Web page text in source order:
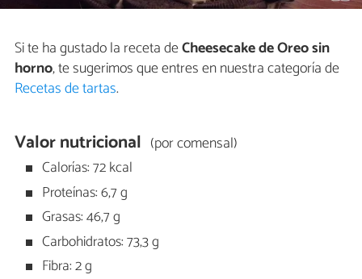
Si te ha gustado la receta deCheesecake de Oreo sin
horno, te sugerimos que entres en nuestra categoría de
Recetas de tartas.
Valor nutricional (por comensal)
Calorías: 72 kcal
Proteínas: 6,7 g
Grasas: 46,7 g
Carbohidratos: 73,3 g
Fibra: 2 g